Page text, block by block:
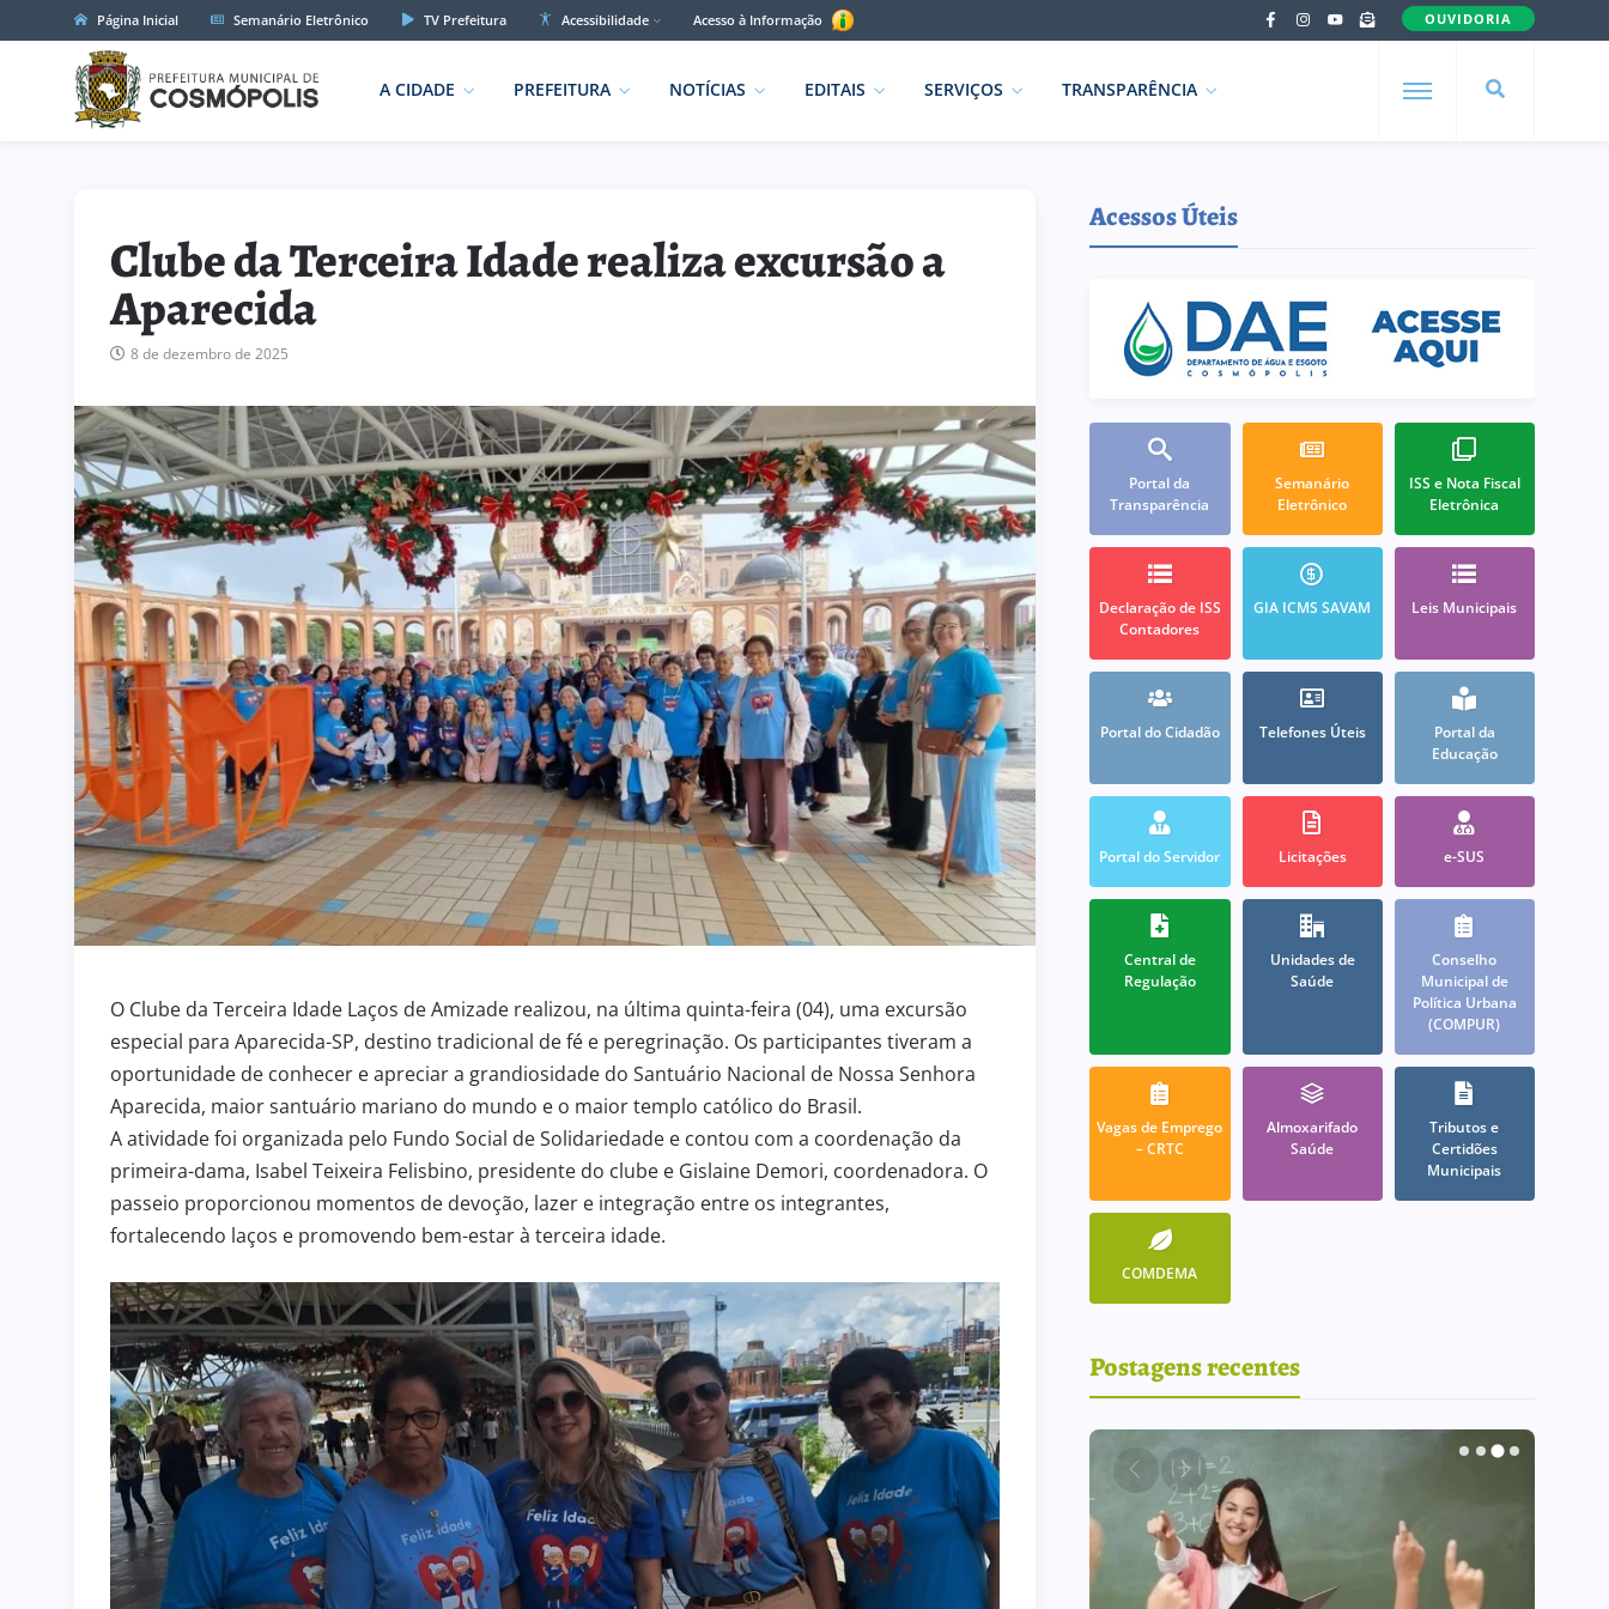
Página Inicial Semanário Eletrônico TV Prefeitura Acessibilidade Acesso à Informação OUVIDORIA
A CIDADE PREFEITURA NOTÍCIAS EDITAIS SERVIÇOS TRANSPARÊNCIA
Clube da Terceira Idade realiza excursão a
Aparecida
8 de dezembro de 2025
O Clube da Terceira Idade Laços de Amizade realizou, na última quinta-feira (04), uma excursão
especial para Aparecida-SP, destino tradicional de fé e peregrinação. Os participantes tiveram a
oportunidade de conhecer e apreciar a grandiosidade do Santuário Nacional de Nossa Senhora
Aparecida, maior santuário mariano do mundo e o maior templo católico do Brasil.
A atividade foi organizada pelo Fundo Social de Solidariedade e contou com a coordenação da
primeira-dama, Isabel Teixeira Felisbino, presidente do clube e Gislaine Demori, coordenadora. O
passeio proporcionou momentos de devoção, lazer e integração entre os integrantes,
fortalecendo laços e promovendo bem-estar à terceira idade.
Acessos Úteis
Portal da
Transparência
Semanário
Eletrônico
ISS e Nota Fiscal
Eletrônica
Declaração de ISS
Contadores
GIA ICMS SAVAM Leis Municipais
Portal do Cidadão Telefones Úteis
Portal da
Educação
Portal do Servidor Licitações e-SUS
Central de
Regulação
Unidades de
Saúde
Conselho
Municipal de
Política Urbana
(COMPUR)
Vagas de Emprego
– CRTC
Almoxarifado
Saúde
Tributos e
Certidões
Municipais
COMDEMA
Postagens recentes